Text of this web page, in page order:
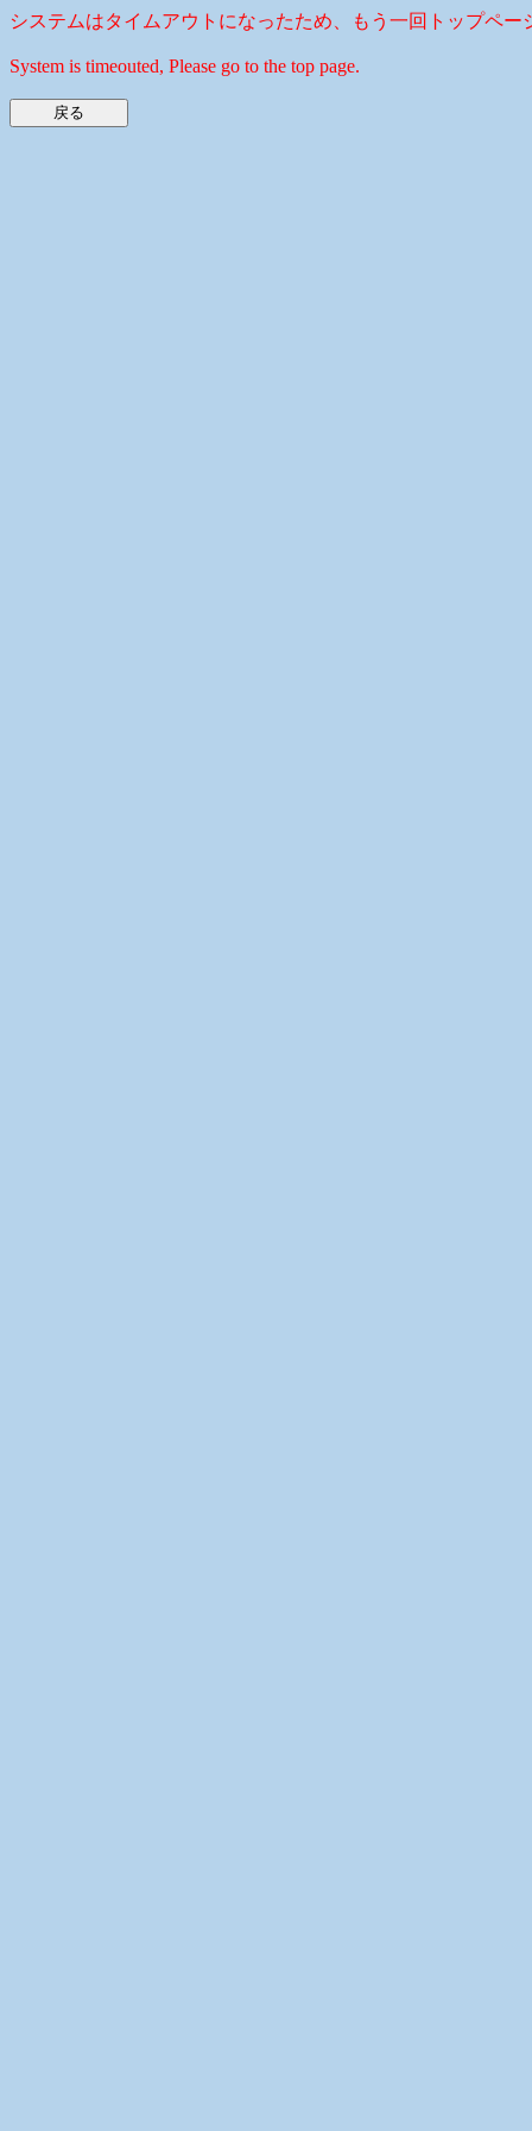
システムはタイムアウトになったため、もう一回トップペー
System is timeouted, Please go to the top page.